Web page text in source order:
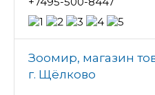
Зоомир, магазин
г. Щёлково